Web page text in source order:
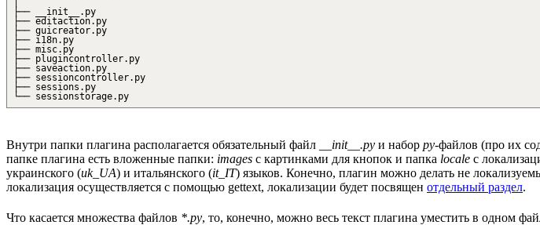
├── __init__.py
├── editaction.py
├── guicreator.py
├── i18n.py
├── misc.py
├── plugincontroller.py
├── saveaction.py
├── sessioncontroller.py
├── sessions.py
└── sessionstorage.py
Внутри папки плагина располагается обязательный файл __init__.py и набор py-файлов (про их
папке плагина есть вложенные папки: images с картинками для кнопок и папка locale с
украинского (uk_UA) и итальянского (it_IT) языков. Конечно, плагин можно делать не
локализация осуществляется с помощью gettext, локализации будет посвящен отдельный раздел.
Что касается множества файлов *.py, то, конечно, можно весь текст плагина уместить в одном